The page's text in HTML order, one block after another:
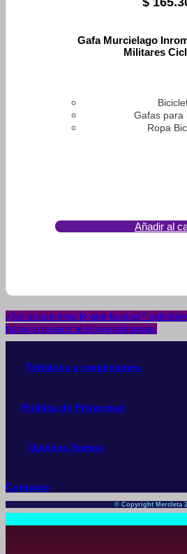
Gafa Murcielago
Militares
Gafas para
Ropa
Añadir al
¿No encuentras lo que buscas?
horas o menos te lo encontramos.
Términos y condiciones
Política de Privacidad
Quiénes Somos
Contacto
© Copyright Mercleta